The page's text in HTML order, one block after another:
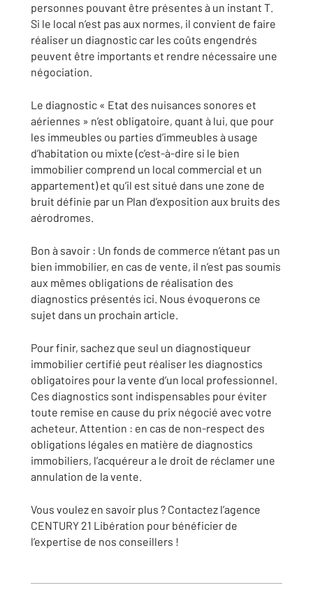
personnes pouvant être présentes à un instant T.
Si le local n’est pas aux normes, il convient de faire
réaliser un diagnostic car les coûts engendrés
peuvent être importants et rendre nécessaire une
négociation.
Le diagnostic « Etat des nuisances sonores et
aériennes » n’est obligatoire, quant à lui, que pour
les immeubles ou parties d’immeubles à usage
d’habitation ou mixte (c’est-à-dire si le bien
immobilier comprend un local commercial et un
appartement) et qu’il est situé dans une zone de
bruit définie par un Plan d’exposition aux bruits des
aérodromes.
Bon à savoir : Un fonds de commerce n’étant pas un
bien immobilier, en cas de vente, il n’est pas soumis
aux mêmes obligations de réalisation des
diagnostics présentés ici. Nous évoquerons ce
sujet dans un prochain article.
Pour finir, sachez que seul un diagnostiqueur
immobilier certifié peut réaliser les diagnostics
obligatoires pour la vente d’un local professionnel.
Ces diagnostics sont indispensables pour éviter
toute remise en cause du prix négocié avec votre
acheteur. Attention : en cas de non-respect des
obligations légales en matière de diagnostics
immobiliers, l’acquéreur a le droit de réclamer une
annulation de la vente.
Vous voulez en savoir plus ? Contactez l’agence
CENTURY 21 Libération pour bénéficier de
l’expertise de nos conseillers !